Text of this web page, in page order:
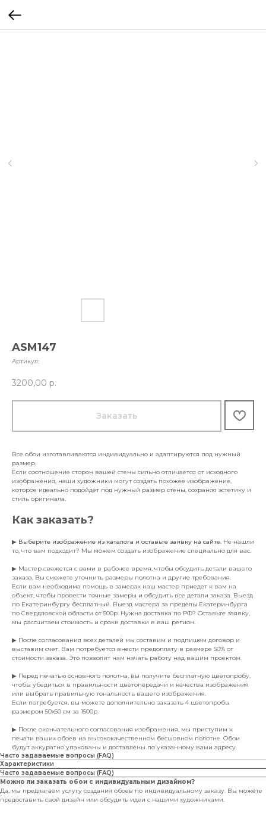
ASM147
Артикул:
3200,00 р.
Заказать
Все обои изготавливаются индивидуально и адаптируются под нужный
размер.
Если соотношение сторон вашей стены сильно отличается от исходного
изображения, наши художники могут создать похожее изображение,
которое идеально подойдет под нужный размер стены, сохраняя эстетику и
стиль оригинала.
Как заказать?
▶ Выберите изображение из каталога и оставьте заявку на сайте. Не нашли
то, что вам подходит? Мы можем создать изображение специально для вас.
▶ Мастер свяжется с вами в рабочее время, чтобы обсудить детали вашего
заказа. Вы сможете уточнить размеры полотна и другие требования.
Если вам необходима помощь в замерах наш мастер приедет к вам на
объект, чтобы провести точные замеры и обсудить все детали заказа. Выезд
по Екатеринбургу бесплатный. Выезд мастера за пределы Екатеринбурга
по Свердловской области от 500р. Нужна доставка по РФ? Оставьте заявку,
мы рассчитаем стоимость и сроки доставки в ваш регион.
▶ После согласования всех деталей мы составим и подпишем договор и
выставим счет. Вам потребуется внести предоплату в размере 50% от
стоимости заказа. Это позволит нам начать работу над вашим проектом.
▶ Перед печатью основного полотна, вы получите бесплатную цветопробу,
чтобы убедиться в правильности цветопередачи и качества изображения
или выбрать правильную тональность вашего изображения.
Если потребуется, вы можете дополнительно заказать 4 цветопробы
размером 50х50 см за 1500р.
▶ После окончательного согласования изображения, мы приступим к
печати ваших обоев на высококачественном бесшовном полотне. Обои
будут аккуратно упакованы и доставлены по указанному вами адресу.
Часто задаваемые вопросы (FAQ)
Характеристики
Часто задаваемые вопросы (FAQ)
Можно ли заказать обои с индивидуальным дизайном?
Да, мы предлагаем услугу создания обоев по индивидуальному заказу. Вы можете
предоставить свой дизайн или обсудить идеи с нашими художниками.